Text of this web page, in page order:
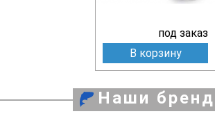
под заказ
В корзину
Наши